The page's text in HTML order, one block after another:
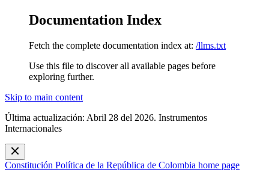
Documentation Index
Fetch the complete documentation index at: /llms.txt
Use this file to discover all available pages before
exploring further.
Skip to main content
Última actualización: Abril 28 del 2026. Instrumentos
Internacionales
Constitución Política de la República de Colombia home page